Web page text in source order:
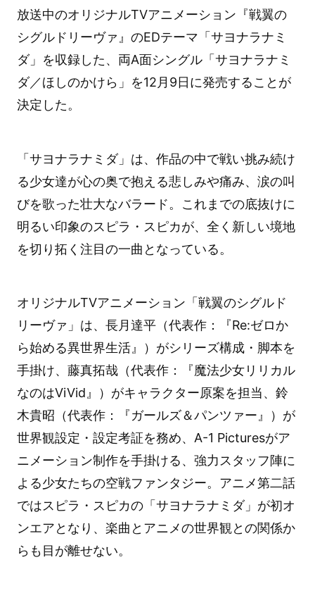
放送中のオリジナルTVアニメーション『戦翼の
シグルドリーヴァ』のEDテーマ「サヨナラナミ
ダ」を収録した、両A面シングル「サヨナラナミ
ダ／ほしのかけら」を12月9日に発売することが
決定した。
「サヨナラナミダ」は、作品の中で戦い挑み続け
る少女達が心の奥で抱える悲しみや痛み、涙の叫
びを歌った壮大なバラード。これまでの底抜けに
明るい印象のスピラ・スピカが、全く新しい境地
を切り拓く注目の一曲となっている。
オリジナルTVアニメーション「戦翼のシグルド
リーヴァ」は、長月達平（代表作：『Re:ゼロか
ら始める異世界生活』）がシリーズ構成・脚本を
手掛け、藤真拓哉（代表作：『魔法少女リリカル
なのはViVid』）がキャラクター原案を担当、鈴
木貴昭（代表作：『ガールズ＆パンツァー』）が
世界観設定・設定考証を務め、A-1 Picturesがア
ニメーション制作を手掛ける、強力スタッフ陣に
よる少女たちの空戦ファンタジー。アニメ第二話
ではスピラ・スピカの「サヨナラナミダ」が初オ
ンエアとなり、楽曲とアニメの世界観との関係か
らも目が離せない。